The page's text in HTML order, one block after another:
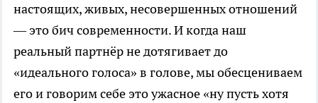
настоящих, живых, несовершенных отношений
— это бич современности. И когда наш
реальный партнёр не дотягивает до
«идеального голоса» в голове, мы обесцениваем
его и говорим себе это ужасное «ну пусть хотя